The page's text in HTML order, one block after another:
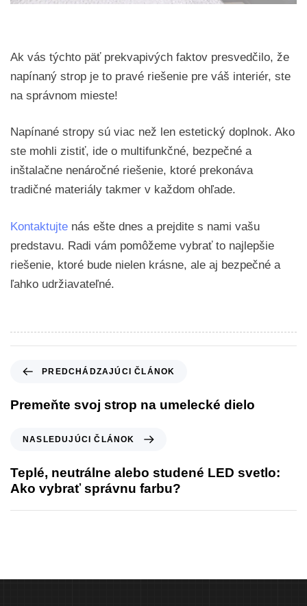
Ak vás týchto päť prekvapivých faktov presvedčilo, že
napínaný strop je to pravé riešenie pre váš interiér, ste
na správnom mieste!
Napínané stropy sú viac než len estetický doplnok. Ako
ste mohli zistiť, ide o multifunkčné, bezpečné a
inštalačne nenáročné riešenie, ktoré prekonáva
tradičné materiály takmer v každom ohľade.
Kontaktujte nás ešte dnes a prejdite s nami vašu
predstavu. Radi vám pomôžeme vybrať to najlepšie
riešenie, ktoré bude nielen krásne, ale aj bezpečné a
ľahko udržiavateľné.
PREDCHÁDZAJÚCI ČLÁNOK
Premeňte svoj strop na umelecké dielo
NASLEDUJÚCI ČLÁNOK
Teplé, neutrálne alebo studené LED svetlo:
Ako vybrať správnu farbu?